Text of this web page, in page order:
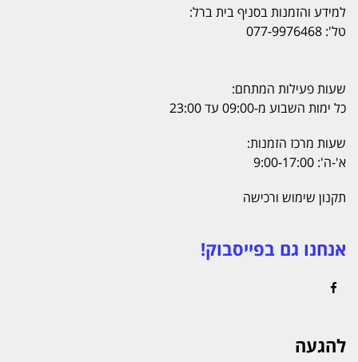
למידע והזמנות בסניף בית ברל:
טל': 077-9976468
שעות פעילות המתחם:
כל ימות השבוע מ-09:00 עד 23:00
שעות מרכז הזמנות:
א'-ה': 9:00-17:00
תקנון שימוש ורכישה
אנחנו גם בפייסבוק!
להגעה